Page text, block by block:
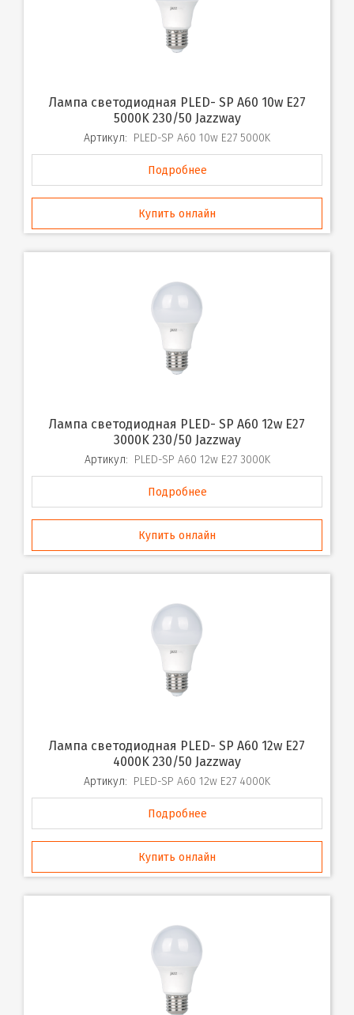
Лампа светодиодная PLED- SP A60 10w E27
5000K 230/50 Jazzway
Артикул: PLED-SP A60 10w E27 5000K
Подробнее
Купить онлайн
Лампа светодиодная PLED- SP A60 12w E27
3000K 230/50 Jazzway
Артикул: PLED-SP A60 12w E27 3000K
Подробнее
Купить онлайн
Лампа светодиодная PLED- SP A60 12w E27
4000K 230/50 Jazzway
Артикул: PLED-SP A60 12w E27 4000K
Подробнее
Купить онлайн